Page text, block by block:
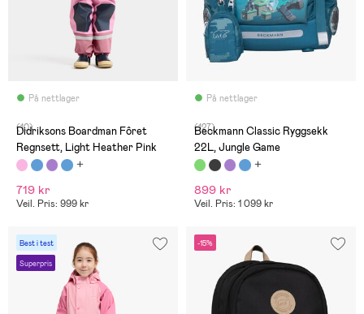
På nettlager
(10)
Didriksons Boardman Fôret
Regnsett, Light Heather Pink
719 kr
Veil. Pris: 999 kr
På nettlager
(127)
Beckmann Classic Ryggsekk
22L, Jungle Game
899 kr
Veil. Pris: 1 099 kr
Best i test
Superpris
-15%